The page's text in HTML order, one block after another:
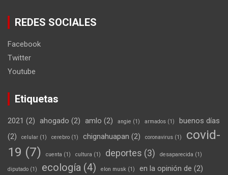
REDES SOCIALES
Facebook
Twitter
Youtube
Etiquetas
2021 (2) ahogado (2) amlo (2) angie (1) armados (1)
buenos días
(2)
celular (1) cerebro (1) chignahuapan (2) coronavirus (1)
covid-
19 (7) cuenta (1) cultura (1) deportes (3) desaparecida (1)
diputado (1) ecología (4) elon musk (1) en la opinión de (2)